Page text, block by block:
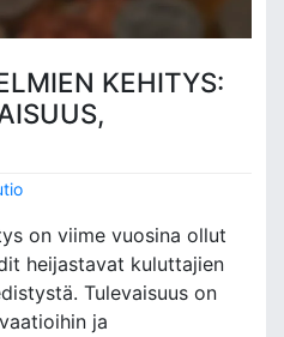
KEHITYS:
on viime vuosina ollut
heijastavat kuluttajien
Tulevaisuus on
ja